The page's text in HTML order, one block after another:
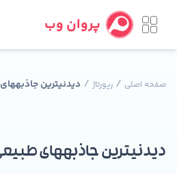
پروان وب
صفحه اصلی / رپورتاژ / دیدنی­ترین
دیدنی­ترین جاذبه­های